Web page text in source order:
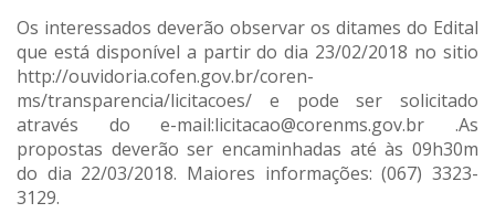
Os interessados deverão observar os ditames do Edital
que está disponível a partir do dia 23/02/2018 no sitio
http://ouvidoria.cofen.gov.br/coren-
ms/transparencia/licitacoes/ e pode ser solicitado
através do e-mail:licitacao@corenms.gov.br .As
propostas deverão ser encaminhadas até às 09h30m
do dia 22/03/2018. Maiores informações: (067) 3323-
3129.